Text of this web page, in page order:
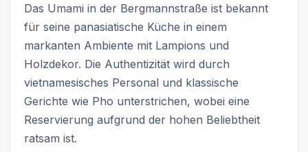
Das Umami in der Bergmannstraße ist bekannt
für seine panasiatische Küche in einem
markanten Ambiente mit Lampions und
Holzdekor. Die Authentizität wird durch
vietnamesisches Personal und klassische
Gerichte wie Pho unterstrichen, wobei eine
Reservierung aufgrund der hohen Beliebtheit
ratsam ist.